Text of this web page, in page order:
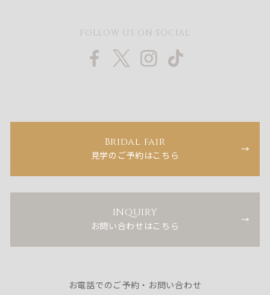
FOLLOW US ON SOCIAL
Bridal fair
見学のご予約はこちら
INQUIRY
お問い合わせはこちら
お電話でのご予約・お問い合わせ